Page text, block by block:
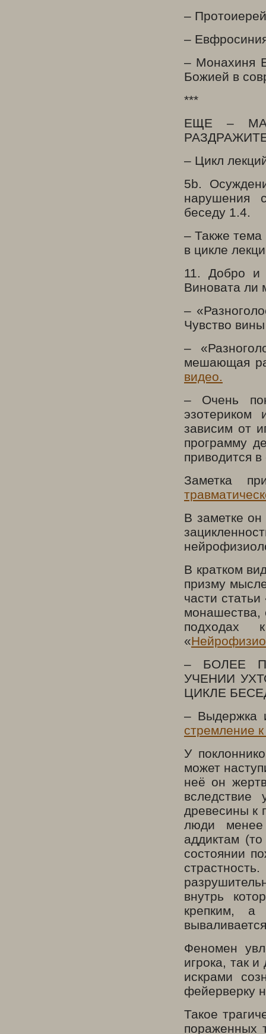
–
–
– Монахиня
Божией в
***
ЕЩЕ –
– Цикл
5b.
нарушения
беседу 1.4.
– Также тема
в цикле
11. Добро и
Виновата ли
–
Чувство
–
мешающая
видео.
– Очень
зависим от
программу
приводится
Заметка
В заметке
В кратком
призму
части
монашества,
подходах
«
– БОЛЕЕ
УЧЕНИИ
ЦИКЛЕ
– Выдержка
стремление
У
может
неё он
древесины к
люди
аддиктам
состоянии
внутрь
крепким, а
Феномен
игрока, так
искрами
фейерверку
Такое
пораженных